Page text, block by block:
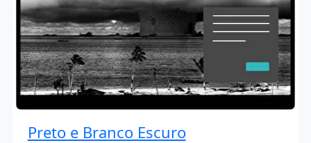
Preto e Branco Escuro